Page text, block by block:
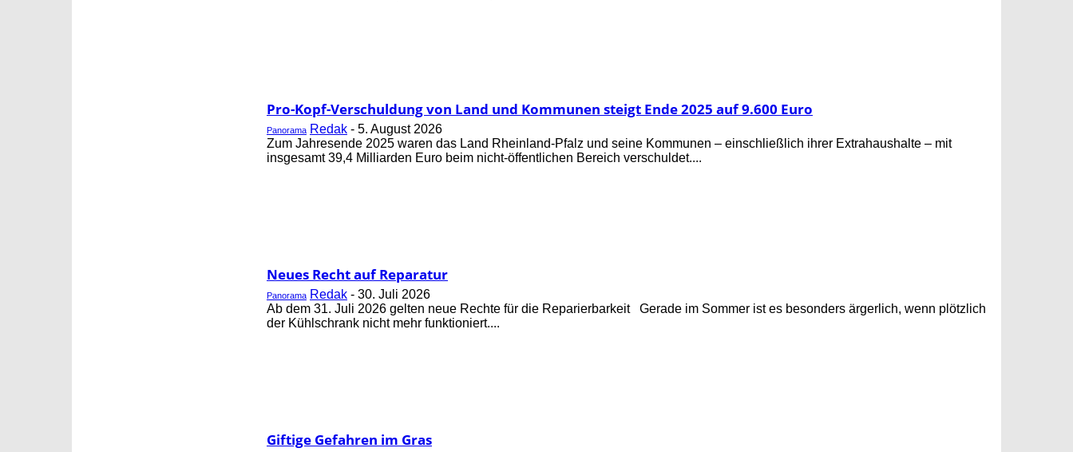
Pro-Kopf-Verschuldung von Land und Kommunen steigt Ende 2025 auf 9.600 Euro
Panorama Redak - 5. August 2026
Zum Jahresende 2025 waren das Land Rheinland-Pfalz und seine Kommunen – einschließlich ihrer Extrahaushalte – mit
insgesamt 39,4 Milliarden Euro beim nicht-öffentlichen Bereich verschuldet....
Neues Recht auf Reparatur
Panorama Redak - 30. Juli 2026
Ab dem 31. Juli 2026 gelten neue Rechte für die Reparierbarkeit ­ ­­ ­Gerade im Sommer ist es besonders ärgerlich, wenn plötzlich
der Kühlschrank nicht mehr funktioniert....
Giftige Gefahren im Gras